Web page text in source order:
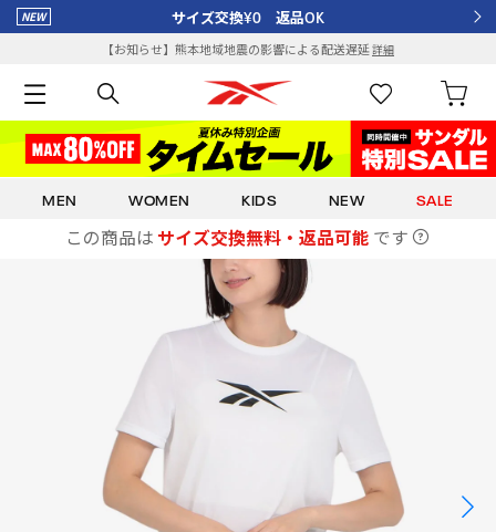
サイズ交換¥0 返品OK
【お知らせ】熊本地域地震の影響による配送遅延詳細
MEN WOMEN KIDS NEW SALE
この商品は サイズ交換無料・返品可能 です